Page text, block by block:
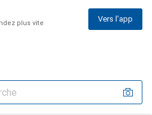
plus vite Vers l'app